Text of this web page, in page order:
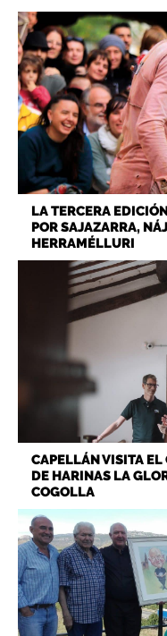
LA TERCERA
POR SAJAZARRA,
HERRAMÉLLURI
CAPELLÁN VISITA
DE HARINAS LA
COGOLLA